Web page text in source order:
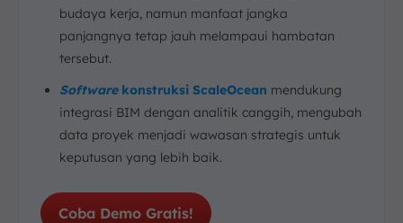
budaya kerja, namun manfaat jangka
panjangnya tetap jauh melampaui hambatan
tersebut.
Softwarekonstruksi ScaleOcean mendukung
integrasi BIM dengan analitik canggih, mengubah
data proyek menjadi wawasan strategis untuk
keputusan yang lebih baik.
Coba Demo Gratis!